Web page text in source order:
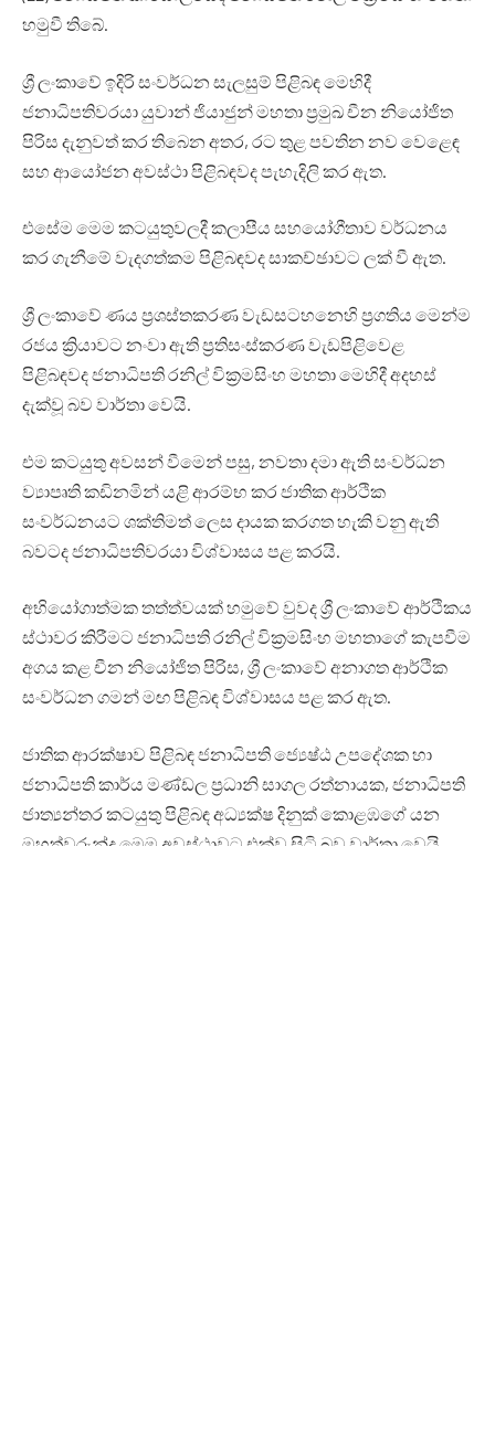
හමුවී තිබේ.
ශ්‍රී ලංකාවේ ඉදිරි සංවර්ධන සැලසුම් පිළිබඳ මෙහිදී
ජනාධිපතිවරයා යුවාන් ජියාජුන් මහතා ප්‍රමුඛ චීන නියෝජිත
පිරිස දැනුවත් කර තිබෙන අතර, රට තුළ පවතින නව වෙළෙඳ
සහ ආයෝජන අවස්ථා පිළිබඳවද පැහැදිලි කර ඇත.
එසේම මෙම කටයුතුවලදී කලාපීය සහයෝගීතාව වර්ධනය
කර ගැනීමේ වැදගත්කම පිළිබඳවද සාකච්ඡාවට ලක් වී ඇත.
ශ්‍රී ලංකාවේ ණය ප්‍රශස්තකරණ වැඩසටහනෙහි ප්‍රගතිය මෙන්ම
රජය ක්‍රියාවට නංවා ඇති ප්‍රතිසංස්කරණ වැඩපිළිවෙළ
පිළිබඳවද ජනාධිපති රනිල් වික්‍රමසිංහ මහතා මෙහිදී අදහස්
දැක්වූ බව වාර්තා වෙයි.
එම කටයුතු අවසන් වීමෙන් පසු, නවතා දමා ඇති සංවර්ධන
ව්‍යාපෘති කඩිනමින් යළි ආරම්භ කර ජාතික ආර්ථික
සංවර්ධනයට ශක්තිමත් ලෙස දායක කරගත හැකි වනු ඇති
බවටද ජනාධිපතිවරයා විශ්වාසය පළ කරයි.
අභියෝගාත්මක තත්ත්වයක් හමුවේ වුවද ශ්‍රී ලංකාවේ ආර්ථිකය
ස්ථාවර කිරීමට ජනාධිපති රනිල් වික්‍රමසිංහ මහතාගේ කැපවීම
අගය කළ චීන නියෝජිත පිරිස, ශ්‍රී ලංකාවේ අනාගත ආර්ථික
සංවර්ධන ගමන් මඟ පිළිබඳ විශ්වාසය පළ කර ඇත.
ජාතික ආරක්ෂාව පිළිබඳ ජනාධිපති ජ්‍යෙෂ්ඨ උපදේශක හා
ජනාධිපති කාර්ය මණ්ඩල ප්‍රධානි සාගල රත්නායක, ජනාධිපති
ජාත්‍යන්තර කටයුතු පිළිබඳ අධ්‍යක්ෂ දිනුක් කොළඹගේ යන
මහත්වරුන්ද මෙම අවස්ථාවට එක්ව සිටි බව වාර්තා වෙයි.